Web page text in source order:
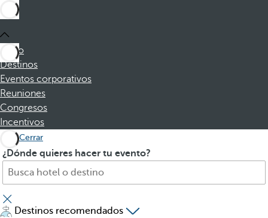
Inicio
Destinos
Eventos corporativos
Reuniones
Congresos
Incentivos
Cerrar
¿Dónde quieres hacer tu evento?
B
s
c
a
A
p
u
l
Destinos recomendados